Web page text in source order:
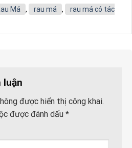
Má , rau má ,
rau má có tác
luận
được hiển thị công khai.
được đánh dấu *